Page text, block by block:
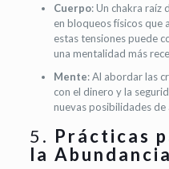
Cuerpo: Un chakra raíz
en bloqueos físicos que
estas tensiones puede
una mentalidad más
Mente: Al abordar las
con el dinero y la
nuevas posibilidades
5. Prácticas
la Abundancia